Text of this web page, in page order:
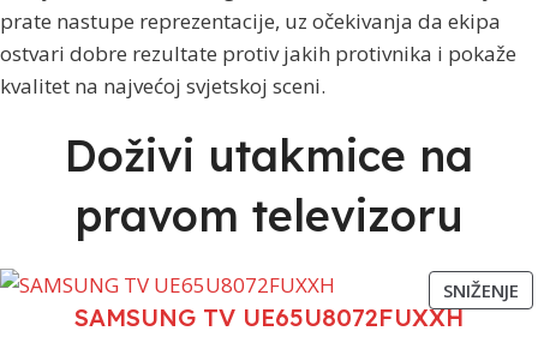
prate nastupe reprezentacije, uz očekivanja da ekipa
ostvari dobre rezultate protiv jakih protivnika i pokaže
kvalitet na najvećoj svjetskoj sceni.
Doživi utakmice na
pravom televizoru
SNIŽENJE
SAMSUNG TV UE65U8072FUXXH